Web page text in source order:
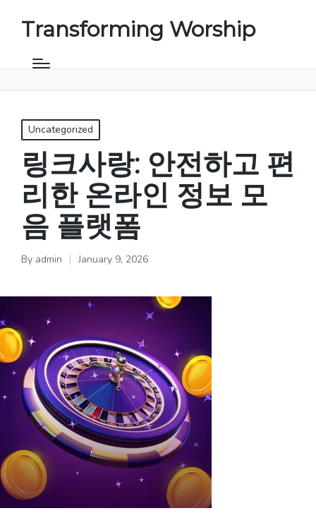
Transforming Worship
Posted
in
Uncategorized
링크사랑: 안전하고 편
리한 온라인 정보 모
음 플랫폼
Posted
By admin January 9, 2026